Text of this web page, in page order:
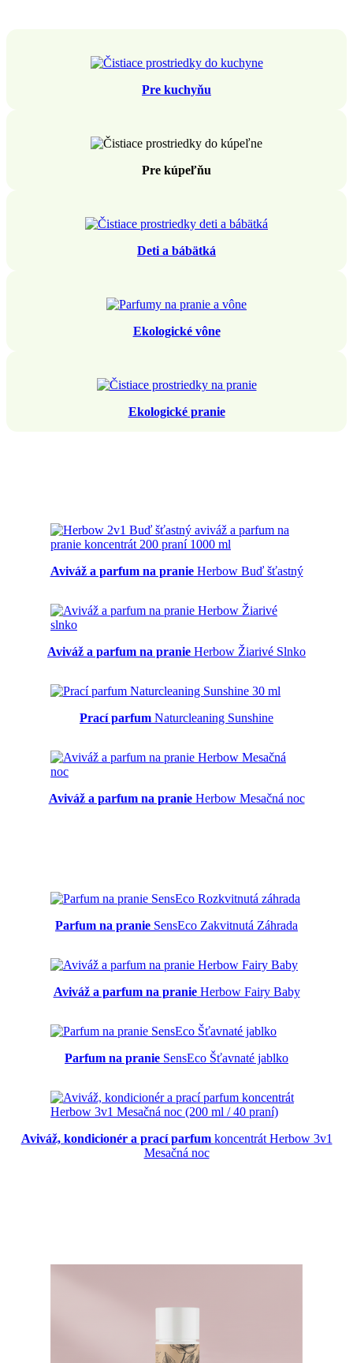
Pre kuchyňu
Pre kúpeľňu
Deti a bábätká
Ekologické vône
Ekologické pranie
Aviváž a parfum na pranieHerbow Buď šťastný
Aviváž a parfum na pranie Herbow Žiarivé Slnko
Prací parfum Naturcleaning Sunshine
Aviváž a parfum na pranieHerbow Mesačná noc
Parfum na pranie SensEco Zakvitnutá Záhrada
Aviváž a parfum na pranieHerbow Fairy Baby
Parfum na pranie SensEco Šťavnaté jablko
Aviváž, kondicionér a prací parfum koncentrát Herbow 3v1
Mesačná noc